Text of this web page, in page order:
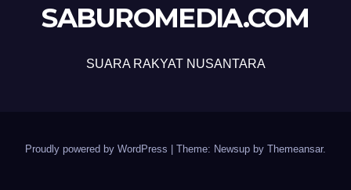
SABUROMEDIA.COM
SUARA RAKYAT NUSANTARA
Proudly powered by WordPress Theme: Newsup by Themeansar.